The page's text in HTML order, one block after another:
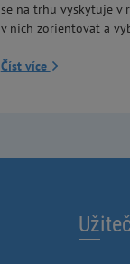
se na trhu vyskytuje v
v nich zorientovat a
Číst více